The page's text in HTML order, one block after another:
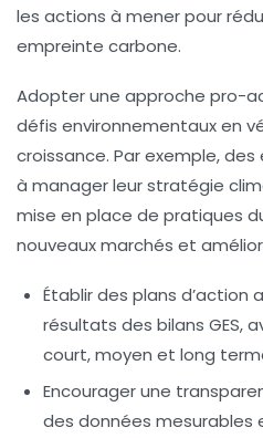
les actions à mener pour
empreinte carbone.
Adopter une approche pro-
défis environnementaux en
croissance. Par exemple,
à manager leur stratégie
mise en place de pratiques
nouveaux marchés et
Établir des plans d’action
résultats des bilans GES,
court, moyen et long
Encourager une
des données mesurables